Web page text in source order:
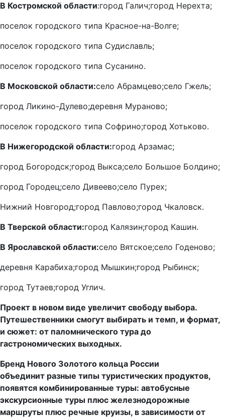
В Костромской области:город Галич;город Нерехта;
поселок городского типа Красное-на-Волге;
поселок городского типа Судиславль;
поселок городского типа Сусанино.
В Московской области:село Абрамцево;село Гжель;
город Ликино-Дулево;деревня Мураново;
поселок городского типа Софрино;город Хотьково.
В Нижегородской области:город Арзамас;
город Богородск;город Выкса;село Большое Болдино;
город Городец;село Дивеево;село Пурех;
Нижний Новгород;город Павлово;город Чкаловск.
В Тверской области:город Калязин;город Кашин.
В Ярославской области:село Вятское;село Годеново;
деревня Карабиха;город Мышкин;город Рыбинск;
город Тутаев;город Углич.
Проект в новом виде увеличит свободу выбора.
Путешественники смогут выбирать и темп, и формат,
и сюжет: от паломнического тура до
гастрономических выходных.
Бренд Нового Золотого кольца России
объединит разные типы туристических продуктов,
появятся комбинированные туры: автобусные
экскурсионные туры плюс железнодорожные
маршруты плюс речные круизы, в зависимости от